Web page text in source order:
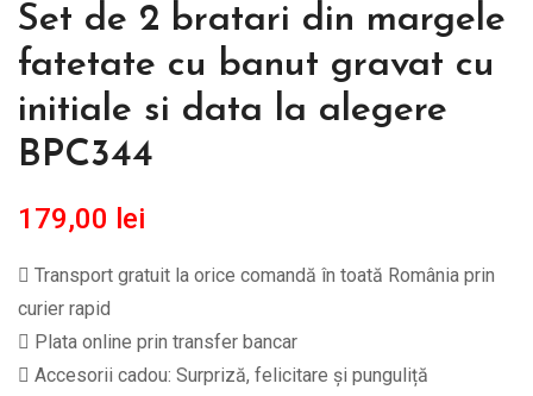
Set de 2 bratari din margele
fatetate cu banut gravat cu
initiale si data la alegere
BPC344
179,00 lei
Transport gratuit la orice comandă în toată România prin
curier rapid
Plata online prin transfer bancar
Accesorii cadou: Surpriză, felicitare și punguliță